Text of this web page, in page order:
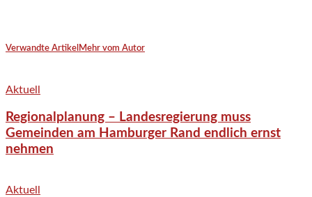
Verwandte Artikel Mehr vom Autor
Aktuell
Regionalplanung – Landesregierung muss
Gemeinden am Hamburger Rand endlich ernst
nehmen
Aktuell